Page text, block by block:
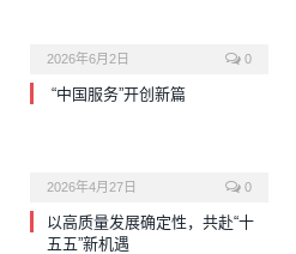
2026年6月2日 0
“中国服务”开创新篇
2026年4月27日 0
以高质量发展确定性，共赴“十
五五”新机遇